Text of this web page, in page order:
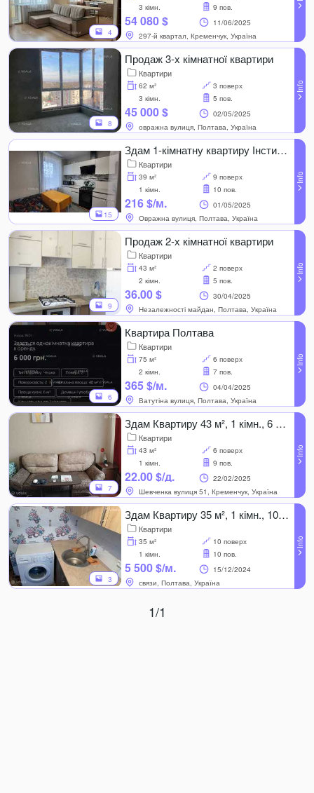
4
3 кімн.
9 пов.
54 080 $
11/06/2025
297-й квартал, Кременчук, Україна
8
Продаж 3-х кімнатної квартири
Квартири
62 м²
3 поверх
3 кімн.
5 пов.
45 000 $
02/05/2025
овражна вулиця, Полтава, Україна
15
Здам 1-кімнатну квартиру Інститут звязку ремонт меблі техніка
Квартири
39 м²
9 поверх
1 кімн.
10 пов.
216 $/м.
01/05/2025
Овражна вулиця, Полтава, Україна
9
Продаж 2-х кімнатної квартири
Квартири
43 м²
2 поверх
2 кімн.
5 пов.
36.00 $
30/04/2025
Незалежності майдан, Полтава, Україна
6
Квартира Полтава
Квартири
75 м²
6 поверх
2 кімн.
7 пов.
365 $/м.
04/04/2025
Ватутіна вулиця, Полтава, Україна
7
Здам Квартиру 43 м², 1 кімн., 6 поверх.
Квартири
43 м²
6 поверх
1 кімн.
9 пов.
22.00 $/д.
22/02/2025
Шевченка вулиця 51, Кременчук, Україна
3
Здам Квартиру 35 м², 1 кімн., 10 поверх.
Квартири
35 м²
10 поверх
1 кімн.
10 пов.
5 500 $/м.
15/12/2024
связи, Полтава, Україна
1/1